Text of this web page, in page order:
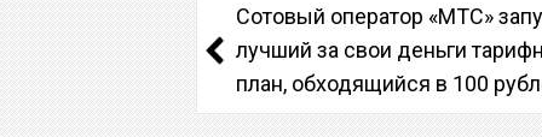
Сотовый оператор «МТС»
лучший за свои деньги
план, обходящийся в 100